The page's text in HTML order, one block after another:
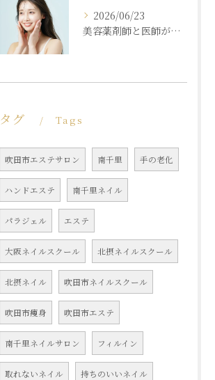
2026/06/23
美容薬剤師と医師が共同開発した商材と「真皮層フェイシャル」で内側からもっちり潤う素肌へ
タグ Tags
吹田市エステサロン 南千里 手の老化
ハンドエステ 南千里ネイル
パラジェル エステ
大阪ネイルスクール 北摂ネイルスクール
北摂ネイル 吹田市ネイルスクール
吹田市痩身 吹田市エステ
南千里ネイルサロン フィルイン
取れないネイル 持ちのいいネイル